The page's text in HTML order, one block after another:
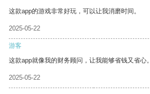
这款app的游戏非常好玩，可以让我消磨时间。
2025-05-22
游客
这款app就像我的财务顾问，让我能够省钱又省心。
2025-05-22